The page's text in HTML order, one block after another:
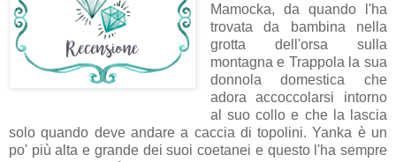
Mamocka, da quando l'ha
trovata da bambina nella
grotta dell'orsa sulla
montagna e Trappola la sua
donnola domestica che
adora accoccolarsi intorno
al suo collo e che la lascia
solo quando deve andare a caccia di topolini. Yanka è un
po' più alta e grande dei suoi coetanei e questo l'ha sempre